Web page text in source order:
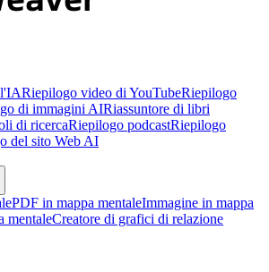
Riepilogo video di YouTubeRiepilogo
di immagini AIRiassuntore di libri
di ricercaRiepilogo podcastRiepilogo
del sito Web AI
PDF in mappa mentaleImmagine in mappa
mentaleCreatore di grafici di relazione